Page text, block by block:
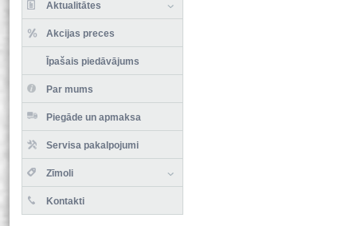
Aktualitātes
Akcijas preces
Īpašais piedāvājums
Par mums
Piegāde un apmaksa
Servisa pakalpojumi
Zīmoli
Kontakti